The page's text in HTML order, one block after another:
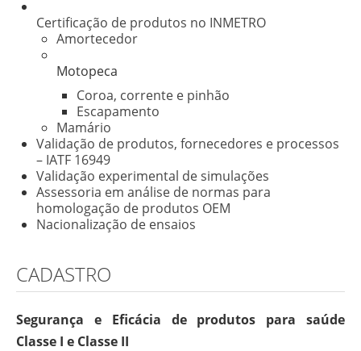
Certificação de produtos no INMETRO
Amortecedor
Motopeca
Coroa, corrente e pinhão
Escapamento
Mamário
Validação de produtos, fornecedores e processos
– IATF 16949
Validação experimental de simulações
Assessoria em análise de normas para
homologação de produtos OEM
Nacionalização de ensaios
CADASTRO
Segurança e Eficácia de produtos para saúde
Classe I e Classe II